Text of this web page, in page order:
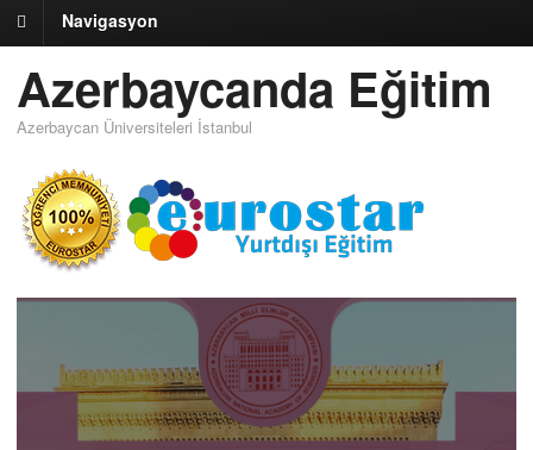
Navigasyon
Azerbaycanda Eğitim
Azerbaycan Üniversiteleri İstanbul